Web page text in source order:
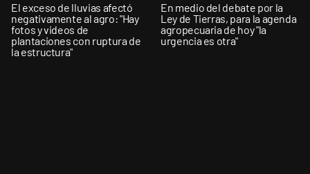
El exceso de lluvias afectó
negativamente al agro: "Hay
fotos y videos de
plantaciones con ruptura de
la estructura"
En medio del debate por la
Ley de Tierras, para la agenda
agropecuaria de hoy "la
urgencia es otra"